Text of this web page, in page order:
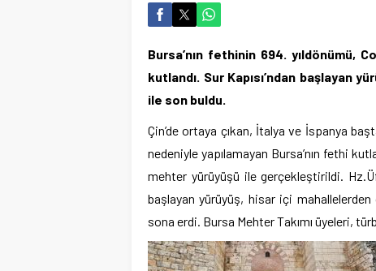
Bursa’nın fethinin 694. yıldönümü,
kutlandı. Sur Kapısı’ndan başlayan
ile son buldu.
Çin’de ortaya çıkan, İtalya ve İspanya
nedeniyle yapılamayan Bursa’nın fethi
mehter yürüyüşü ile gerçekleştirildi.
başlayan yürüyüş, hisar içi
sona erdi. Bursa Mehter Takımı üyeleri,